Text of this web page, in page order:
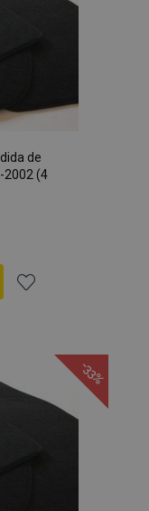
de
2002 (4
Lista
-33%